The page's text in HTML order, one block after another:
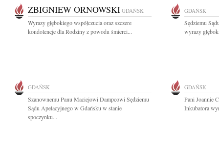
ZBIGNIEW ORNOWSKI GDAŃSK
Wyrazy głębokiego współczucia oraz szczere
kondolencje dla Rodziny z powodu śmierci...
GDAŃSK
Sędziemu
wyrazy
GDAŃSK
Szanownemu Panu Maciejowi Dampcowi Sędziemu
Sądu Apelacyjnego w Gdańsku w stanie
spoczynku...
GDAŃSK
Pani Joannie
Inkubatora